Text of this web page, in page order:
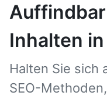
Inhalten
Halten Sie sich
SEO-